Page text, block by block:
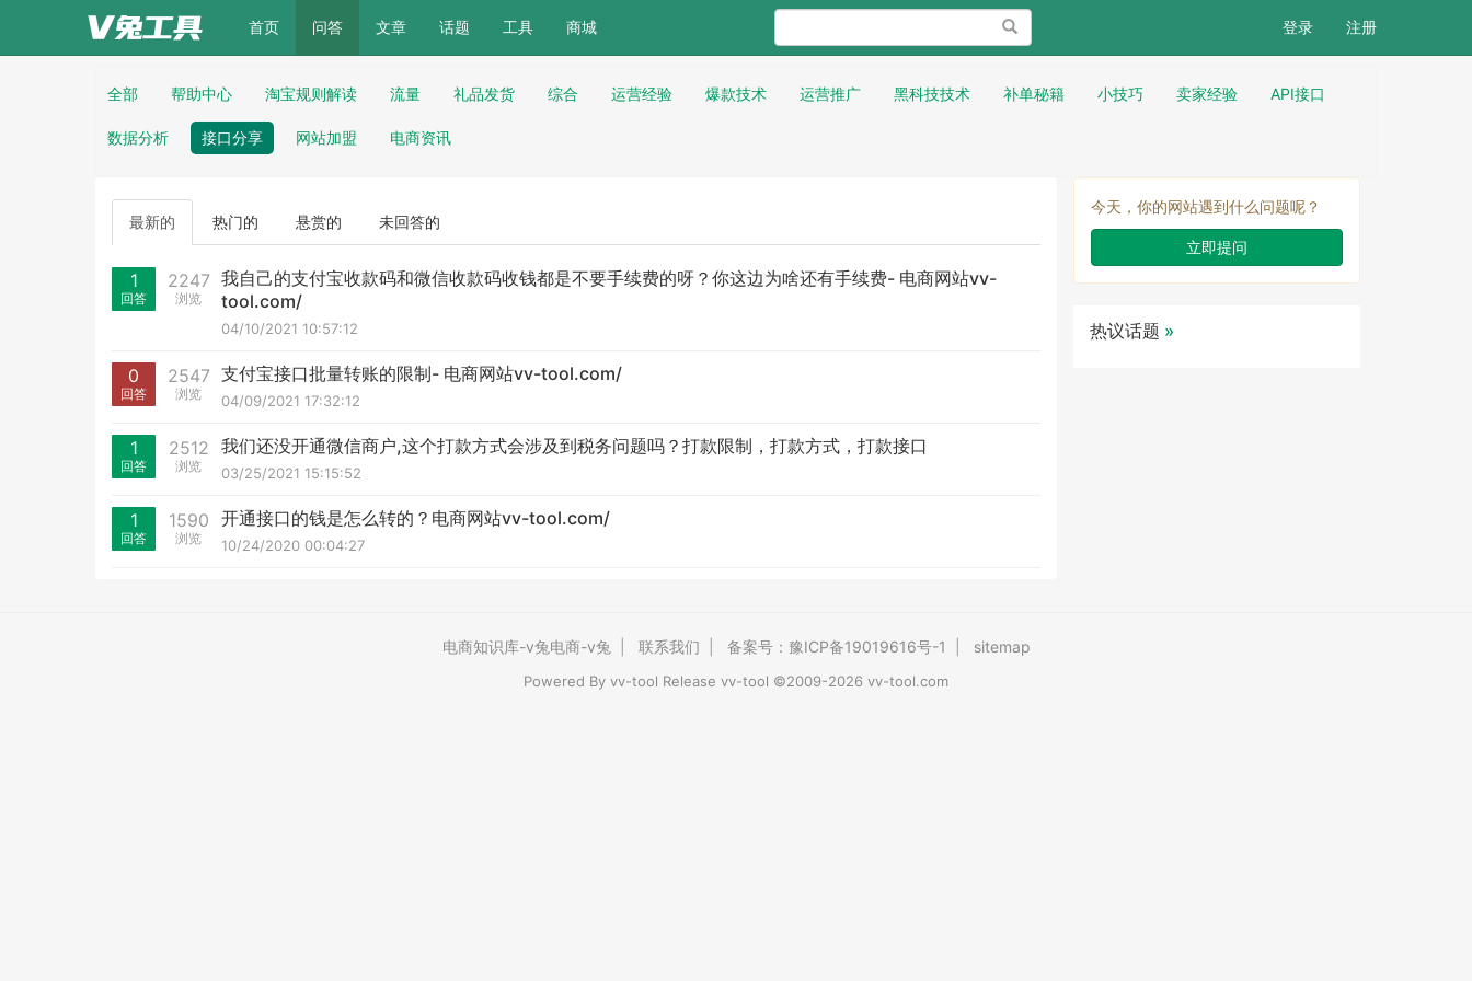
首页(current)
问答 文章 话题 工具 商城 搜索 登录 注册
全部 帮助中心 淘宝规则解读 流量 礼品发货 综合 运营经验 爆款技术 运营推广 黑科技技术 补单秘籍 小技巧 卖家经验 API接口
数据分析 接口分享 网站加盟 电商资讯
最新的 热门的 悬赏的 未回答的
1
回答
2247
浏览
我自己的支付宝收款码和微信收款码收钱都是不要手续费的呀？你这边为啥还有手续费- 电商网站vv-
tool.com/
04/10/2021 10:57:12
0
回答
2547
浏览
支付宝接口批量转账的限制- 电商网站vv-tool.com/
04/09/2021 17:32:12
1
回答
2512
浏览
我们还没开通微信商户,这个打款方式会涉及到税务问题吗？打款限制，打款方式，打款接口
03/25/2021 15:15:52
1
回答
1590
浏览
开通接口的钱是怎么转的？电商网站vv-tool.com/
10/24/2020 00:04:27
今天，你的网站遇到什么问题呢？
立即提问
热议话题 »
电商知识库-v兔电商-v兔 联系我们 备案号：豫ICP备19019616号-1 sitemap
Powered By vv-tool Release vv-tool ©2009-2026 vv-tool.com